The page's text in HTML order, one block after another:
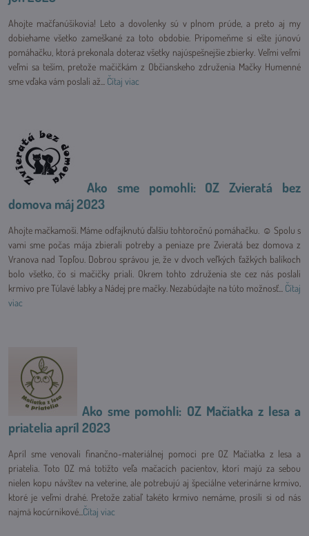
Ahojte mačfanúšikovia! Leto a dovolenky sú v plnom prúde, a preto aj my
dobiehame všetko zameškané za toto obdobie. Pripomeňme si ešte júnovú
pomáhačku, ktorá prekonala doteraz všetky najúspešnejšie zbierky. Veľmi veľmi
veľmi sa teším, pretože mačičkám z Občianskeho združenia Mačky Humenné
sme vďaka vám poslali až... Čítaj viac
Ako sme pomohli: OZ Zvieratá bez
domova máj 2023
Ahojte mačkamoši. Máme odfajknutú ďalšiu tohtoročnú pomáhačku. ☺ Spolu s
vami sme počas mája zbierali potreby a peniaze pre Zvieratá bez domova z
Vranova nad Topľou. Dobrou správou je, že v dvoch veľkých ťažkých balíkoch
bolo všetko, čo si mačičky priali. Okrem tohto združenia ste cez nás poslali
krmivo pre Túlavé labky a Nádej pre mačky. Nezabúdajte na túto možnosť... Čítaj
viac
Ako sme pomohli: OZ Mačiatka z lesa a
priatelia apríl 2023
Apríl sme venovali finančno-materiálnej pomoci pre OZ Mačiatka z lesa a
priatelia. Toto OZ má totižto veľa mačacích pacientov, ktorí majú za sebou
nielen kopu návštev na veterine, ale potrebujú aj špeciálne veterinárne krmivo,
ktoré je veľmi drahé. Pretože zatiaľ takéto krmivo nemáme, prosili si od nás
najmä kocúrnikové... Čítaj viac